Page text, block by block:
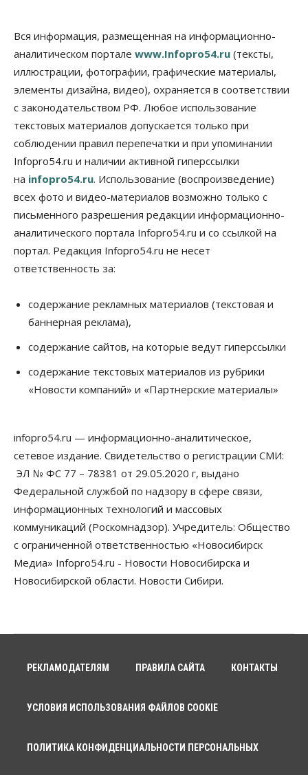
В Новосибирске прошёл митинг
против нового закона о памятниках
07 Августа 2026, 18:00
Бизнес
В аэропорту Толмачёво завершены работы по
бетонированию рулежных дорожек
07 Августа 2026, 17:00
Бизнес Общество
Новосибирцы стали реже оформлять
дома по упрощенной схеме
07 Августа 2026, 16:00
Общество Право&Порядок
Роспотребнадзор изъял почти полторы тонны
мяса в Новосибирской области
Расходы новосибирцев на спорт выросли на 40%
за полгода
07 Августа 2026, 14:35
07 Августа 2026, 14:00
07 Августа 2026, 13:55
Авто Общество
Треть автовладельцев в Новосибирской области
«поставили машины на прикол»
07 Августа 2026, 13:00
Власть
Школы, библиотеки, пешеходные тротуары:
депутаты Госдумы контролируют работы на
социальных объектах
07 Августа 2026, 12:35
Синоптики рассказали о погоде в Новосибирске
Жители Новосибирска смогут добровольно
повысить свою пенсию
Общество
Вся информация, размещенная на информационно-
аналитическом портале www.Infopro54.ru (тексты,
иллюстрации, фотографии, графические материалы,
элементы дизайна, видео), охраняется в соответствии
с законодательством РФ. Любое использование
текстовых материалов допускается только при
соблюдении правил перепечатки и при упоминании
Infopro54.ru и наличии активной гиперссылки
на infopro54.ru. Использование (воспроизведение)
всех фото и видео-материалов возможно только с
письменного разрешения редакции информационно-
аналитического портала Infopro54.ru и со ссылкой на
портал. Редакция Infopro54.ru не несет
ответственность за:
содержание рекламных материалов (текстовая и
баннерная реклама),
содержание сайтов, на которые ведут гиперссылки
содержание текстовых материалов из рубрики
«Новости компаний» и «Партнерские материалы»
infopro54.ru — информационно-аналитическое,
сетевое издание. Свидетельство о регистрации СМИ:
ЭЛ № ФС 77 – 78381 от 29.05.2020 г, выдано
Федеральной службой по надзору в сфере связи,
информационных технологий и массовых
коммуникаций (Роскомнадзор). Учредитель: Общество
с ограниченной ответственностью «Новосибирск
Медиа» Infopro54.ru - Новости Новосибирска и
Новосибирской области. Новости Сибири.
РЕКЛАМОДАТЕЛЯМ ПРАВИЛА САЙТА КОНТАКТЫ
УСЛОВИЯ ИСПОЛЬЗОВАНИЯ ФАЙЛОВ COOKIE
ПОЛИТИКА КОНФИДЕНЦИАЛЬНОСТИ ПЕРСОНАЛЬНЫХ